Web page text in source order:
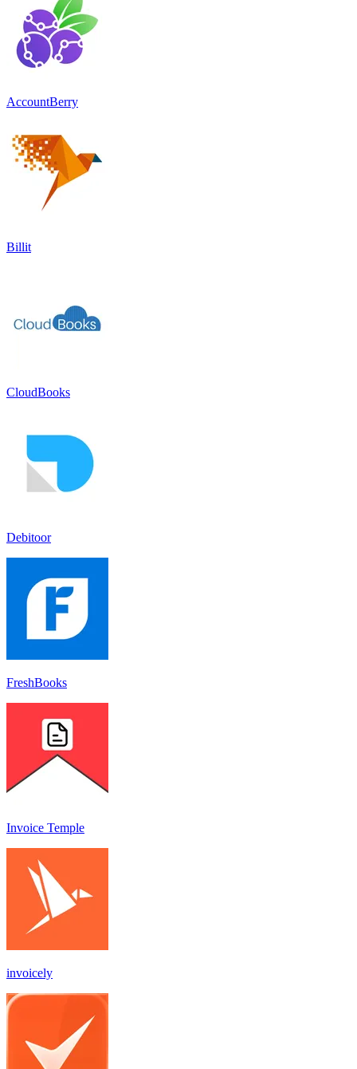
AccountBerry
Billit
CloudBooks
Debitoor
FreshBooks
Invoice Temple
invoicely